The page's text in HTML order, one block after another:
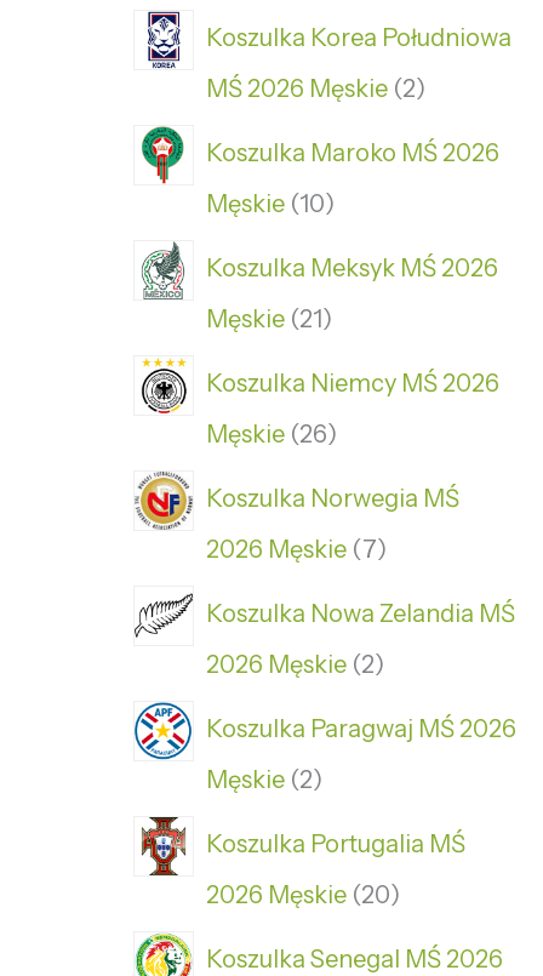
Koszulka Korea Południowa
MŚ 2026 Męskie 2
Koszulka Maroko MŚ 2026
Męskie 10
Koszulka Meksyk MŚ 2026
Męskie 21
Koszulka Niemcy MŚ 2026
Męskie 26
Koszulka Norwegia MŚ
2026 Męskie 7
Koszulka Nowa Zelandia MŚ
2026 Męskie 2
Koszulka Paragwaj MŚ 2026
Męskie 2
Koszulka Portugalia MŚ
2026 Męskie 20
Koszulka Senegal MŚ 2026